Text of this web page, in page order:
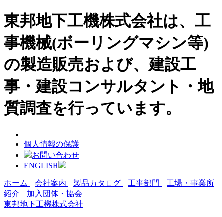
東邦地下工機株式会社は、工
事機械(ボーリングマシン等)
の製造販売および、建設工
事・建設コンサルタント・地
質調査を行っています。
個人情報の保護
お問い合わせ
ENGLISH
ホーム 会社案内 製品カタログ 工事部門
工場・事業所
紹介
加入団体・協会
東邦地下工機株式会社